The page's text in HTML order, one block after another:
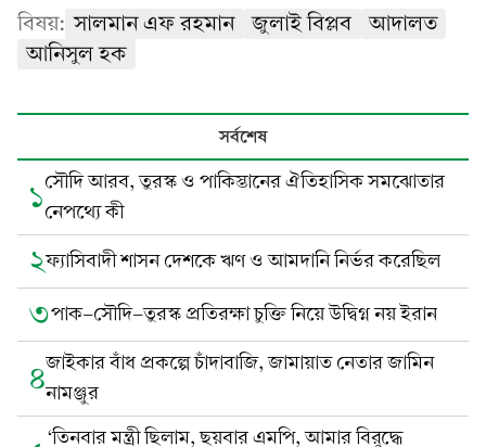
বিষয়: সালমান এফ রহমান জুলাই বিপ্লব
আদালত
আনিসুল হক
সর্বশেষ
১সৌদি আরব, তুরস্ক ও পাকিস্তানের ঐতিহাসিক সমঝোতার
নেপথ্যে কী
২ফ্যাসিবাদী শাসন দেশকে ঋণ ও আমদানি নির্ভর করেছিল
৩পাক-সৌদি-তুরস্ক প্রতিরক্ষা চুক্তি নিয়ে উদ্বিগ্ন নয় ইরান
৪জাইকার বাঁধ প্রকল্পে চাঁদাবাজি, জামায়াত নেতার জামিন
নামঞ্জুর
‘তিনবার মন্ত্রী ছিলাম, ছয়বার এমপি, আমার বিরুদ্ধে